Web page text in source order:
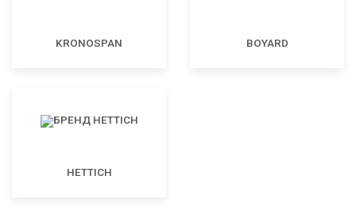
KRONOSPAN BOYARD
HETTICH